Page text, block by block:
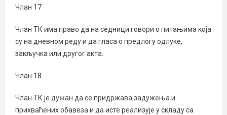
Члан 17
Члан ТК има право да на седници говори о питањима која
су на дневном реду и да гласа о предлогу одлуке,
закључка или другог акта.
Члан 18
Члан ТК је дужан да се придржава задужења и
прихваћених обавеза и да исте реализује у складу са